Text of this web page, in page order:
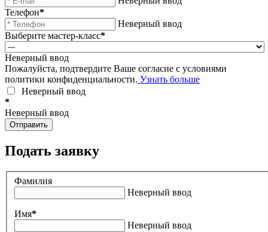
Телефон*
Неверный ввод
Выберите мастер-класс*
Неверный ввод
Пожалуйста, подтвердите Ваше согласие с условиями
политики конфиденциальности. Узнать больше
Неверный ввод
*
Неверный ввод
Отправить
Подать заявку
Фамилия
Неверный ввод
Имя*
Неверный ввод